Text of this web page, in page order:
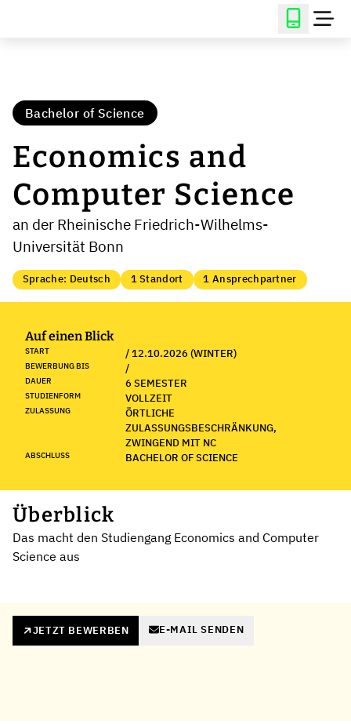
Bachelor of Science
Economics and
Computer Science
an der Rheinische Friedrich-Wilhelms-
Universität Bonn
Sprache: Deutsch 1 Standort 1 Ansprechpartner
Auf einen Blick
START / 12.10.2026 (WINTER)
BEWERBUNG BIS /
DAUER 6 SEMESTER
STUDIENFORM VOLLZEIT
ZULASSUNG
ÖRTLICHE
ZULASSUNGSBESCHRÄNKUNG,
ZWINGEND MIT NC
ABSCHLUSS BACHELOR OF SCIENCE
Überblick
Das macht den Studiengang Economics and Computer
Science aus
JETZT BEWERBEN E-MAIL SENDEN